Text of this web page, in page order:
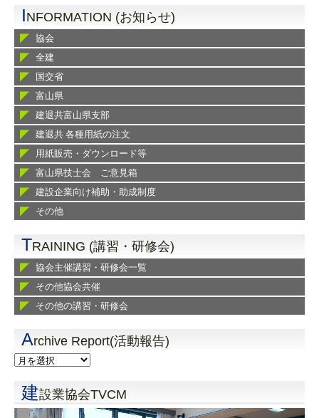
INFORMATION (お知らせ)
協会
全建
国交省
富山県
建退共富山県支部
建退共 各種用紙の注文
用紙販売・ダウンロード等
富山県技士会 ご意見箱
建設企業向け補助・助成制度
その他
TRAINING (講習・研修会)
協会主催講習・研修会一覧
その他協会共催
その他の講習・研修会
Archive Report(活動報告)
建設業協会TVCM